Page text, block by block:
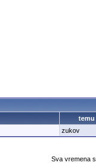
temu
zukov
Sva vremena